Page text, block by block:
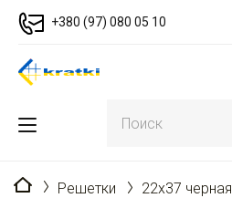
+380 (97) 080 05 10
Главная
Решетки 22x37 черная